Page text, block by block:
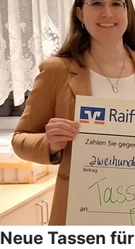
Neue Tassen für